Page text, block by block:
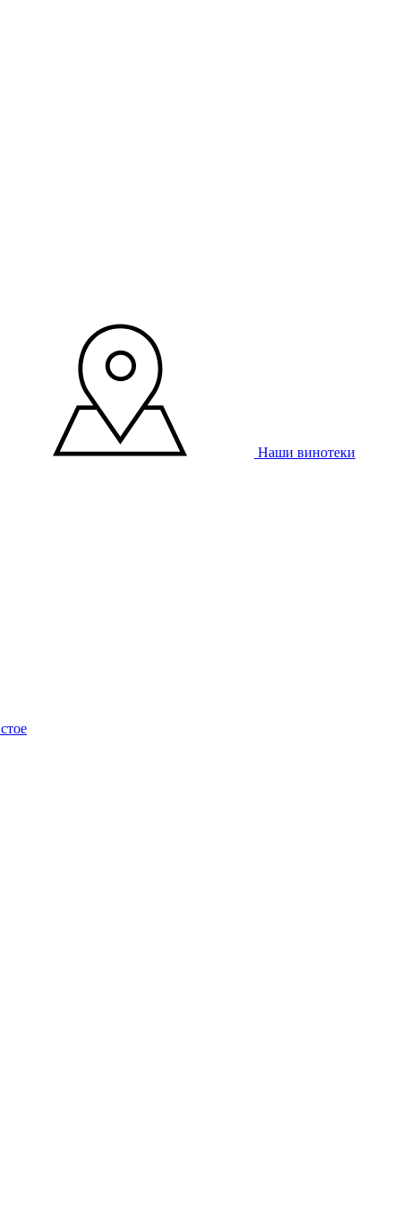
Наши винотеки